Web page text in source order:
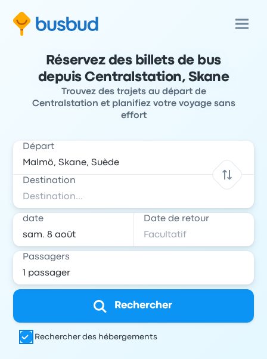
Réservez des billets de bus
depuis Centralstation, Skane
Trouvez des trajets au départ de
Centralstation et planifiez votre voyage sans
effort
Départ
Destination
date Date de retour
Passagers
Rechercher
Rechercher des hébergements